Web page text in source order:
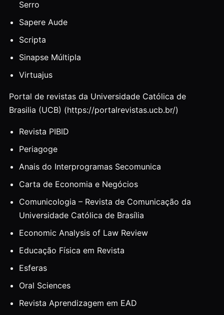
Serro
Sapere Aude
Scripta
Sinapse Múltipla
Virtuajus
Portal de revistas da Universidade Católica de
Brasilia (UCB) (https://portalrevistas.ucb.br/)
Revista PIBID
Periagoge
Anais do Interprogramas Secomunica
Carta de Economia e Negócios
Comunicologia – Revista de Comunicação da
Universidade Católica de Brasília
Economic Analysis of Law Review
Educação Física em Revista
Esferas
Oral Sciences
Revista Aprendizagem em EAD